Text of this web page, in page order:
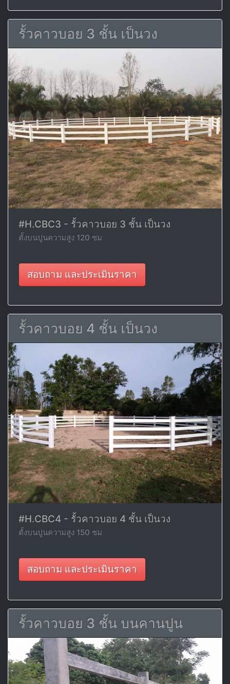
รั้วคาวบอย 3 ชั้น เป็นวง
#H.CBC3 - รั้วคาวบอย 3 ชั้น เป็นวง
ตั้งบนปูนความสูง 120 ซม
สอบถาม และประเมินราคา
รั้วคาวบอย 4 ชั้น เป็นวง
#H.CBC4 - รั้วคาวบอย 4 ชั้น เป็นวง
ตั้งบนปูนความสูง 150 ซม
สอบถาม และประเมินราคา
รั้วคาวบอย 3 ชั้น บนคานปูน